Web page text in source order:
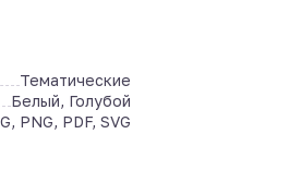
Тематические
Белый, Голубой
PNG, PDF, SVG